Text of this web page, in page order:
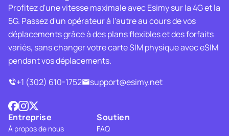
Profitez d'une vitesse maximale avec Esimy sur la 4G et la
5G. Passez d'un opérateur à l'autre au cours de vos
déplacements grâce à des plans flexibles et des forfaits
variés, sans changer votre carte SIM physique avec eSIM
pendant vos déplacements.
+1 (302) 610-1752
support@esimy.net
Entreprise
À propos de nous
Soutien
FAQ